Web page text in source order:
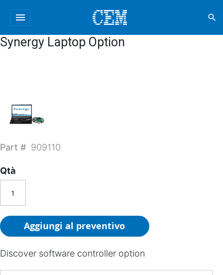
menu search
Synergy Laptop Option
Part # 909110
Qtà
Aggiungi al preventivo
Discover software controller option